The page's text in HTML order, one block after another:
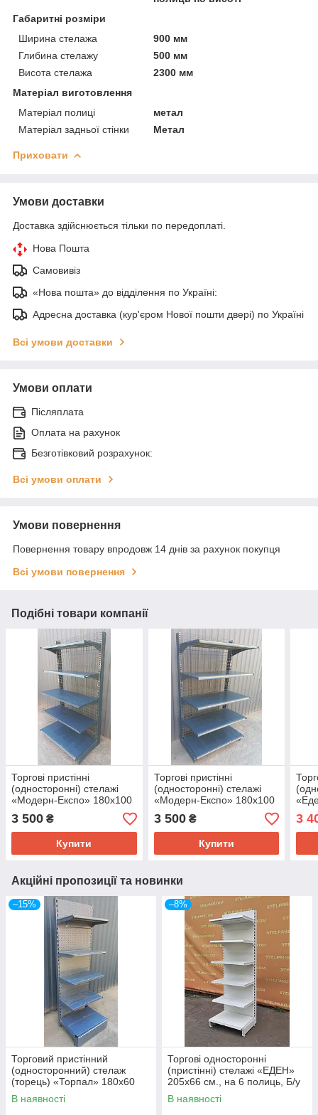
Габаритні розміри
Ширина стелажа
900 мм
Глибина стелажу
500 мм
Висота стелажа
2300 мм
Матеріал виготовлення
Матеріал полиці
метал
Матеріал задньої стінки
Метал
Приховати
Умови доставки
Доставка здійснюється тільки по передоплаті.
Нова Пошта
Самовивіз
«Нова пошта» до відділення по Україні:
Адресна доставка (кур'єром Нової пошти двері) по Україні
Всі умови доставки
Умови оплати
Післяплата
Оплата на рахунок
Безготівковий розрахунок:
Всі умови оплати
Умови повернення
Повернення товару впродовж 14 днів за рахунок покупця
Всі умови повернення
Подібні товари компанії
Торгові пристінні
(односторонні) стелажі
«Модерн-Експо» 180х100
см., чорний, Б/у
3 500 ₴
Купити
Торгові пристінні
(односторонні) стелажі
«Модерн-Експо» 180х100
см., чорний, Б/у
3 500₴
Купити
3
Акційні пропозиції та новинки
–15%
Торговий пристінний
(односторонний) стелаж
(торець) «Торпал» 180х60
см., RAL-7024, Б/у
В наявності
–8%
Торгові односторонні
(пристінні) стелажі «ЕДЕН»
205х66 см., на 6 полиць, Б/у
В наявності